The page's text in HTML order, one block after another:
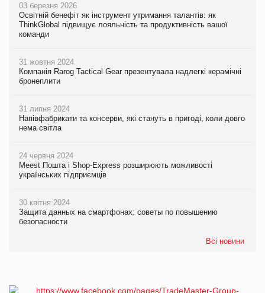
03 березня 2026
Освітній бенефіт як інструмент утримання талантів: як
ThinkGlobal підвищує лояльність та продуктивність вашої
команди
31 жовтня 2024
Компанія Rarog Tactical Gear презентувала надлегкі керамічні
бронеплити
31 липня 2024
Напівфабрикати та консерви, які стануть в пригоді, коли довго
нема світла
24 червня 2024
Meest Пошта і Shop-Express розширюють можливості
українських підприємців
30 квітня 2024
Защита данных на смартфонах: советы по повышению
безопасности
Всі новини